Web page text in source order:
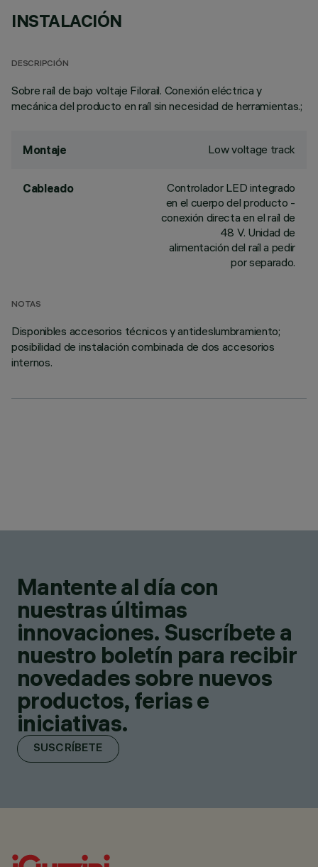
INSTALACIÓN
DESCRIPCIÓN
Sobre raíl de bajo voltaje Filorail. Conexión eléctrica y
mecánica del producto en raíl sin necesidad de herramientas.;
Montaje Low voltage track
Cableado
Controlador LED integrado
en el cuerpo del producto -
conexión directa en el raíl de
48 V. Unidad de
alimentación del raíl a pedir
por separado.
NOTAS
Disponibles accesorios técnicos y antideslumbramiento;
posibilidad de instalación combinada de dos accesorios
internos.
Mantente al día con
nuestras últimas
innovaciones. Suscríbete a
nuestro boletín para recibir
novedades sobre nuevos
productos, ferias e
iniciativas.
SUSCRÍBETE